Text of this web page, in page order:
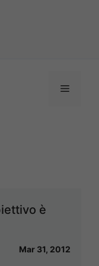
Menu
è
Mar 31, 2012